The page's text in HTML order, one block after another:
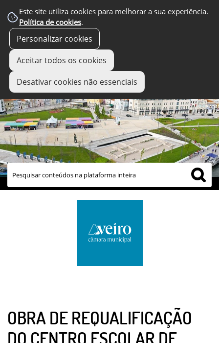
Este site utiliza cookies para melhorar a sua experiência.
Política de cookies.
Personalizar cookies
Aceitar todos os cookies
Desativar cookies não essenciais
links úteis
OBRA DE REQUALIFICAÇÃO
DO CENTRO ESCOLAR DE